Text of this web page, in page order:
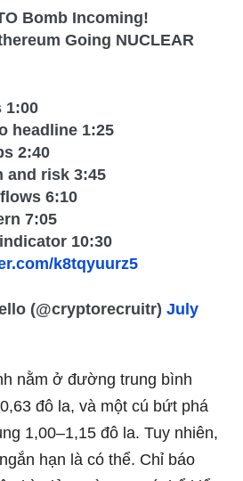
Bomb Incoming!
Going NUCLEAR
1:00
headline 1:25
2:40
and risk 3:45
6:10
7:05
10:30
k8tqyuurz5
(@cryptorecruitr)July
nằm ở đường trung bình
đô la, và một cú bứt phá
1,00–1,15 đô la. Tuy nhiên,
hạn là có thể. Chỉ báo